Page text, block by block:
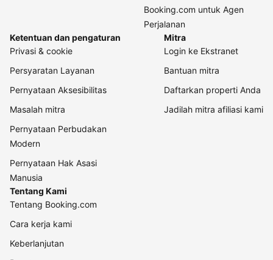
Booking.com untuk Agen
Perjalanan
Ketentuan dan pengaturan
Privasi & cookie
Persyaratan Layanan
Pernyataan Aksesibilitas
Masalah mitra
Pernyataan Perbudakan
Modern
Pernyataan Hak Asasi
Manusia
Mitra
Login ke Ekstranet
Bantuan mitra
Daftarkan properti Anda
Jadilah mitra afiliasi kami
Tentang Kami
Tentang Booking.com
Cara kerja kami
Keberlanjutan